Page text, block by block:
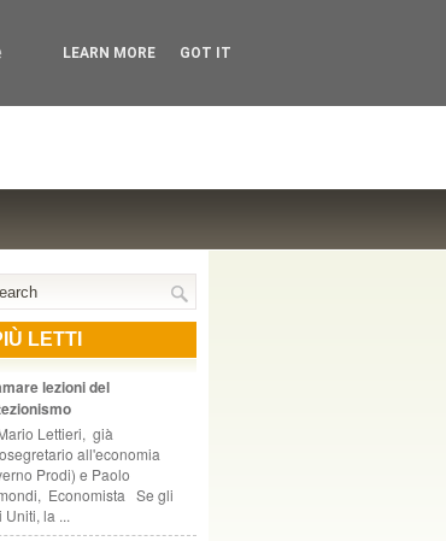
ZURIGO
LETTI
lezioni del
Lettieri, già
all'economia
Prodi) e Paolo
Economista Se gli
Uniti, la ...
LEARN MORE GOT IT